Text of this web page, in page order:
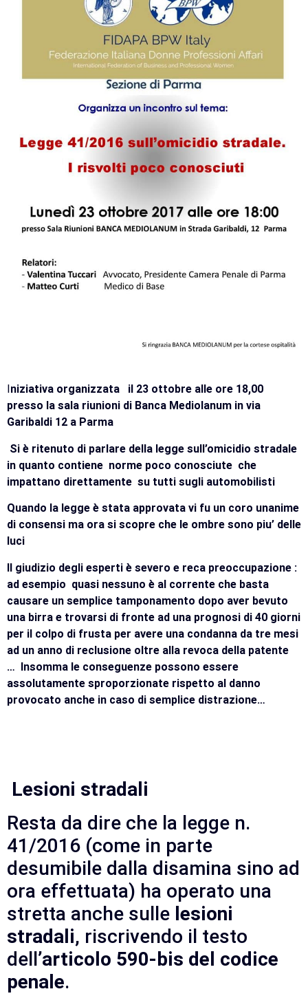
niziativa organizzata il 23 ottobre alle ore 18,00
presso la sala riunioni di Banca Mediolanum in via
Garibaldi 12 a Parma
Si è ritenuto di parlare della legge sull’omicidio stradale
in quanto contiene norme poco conosciute che
impattano direttamente su tutti sugli automobilisti
Quando la legge è stata approvata vi fu un coro unanime
di consensi ma ora si scopre che le ombre sono piu’ delle
luci
Il giudizio degli esperti è severo e reca preoccupazione :
ad esempio quasi nessuno è al corrente che basta
causare un semplice tamponamento dopo aver bevuto
una birra e trovarsi di fronte ad una prognosi di 40 giorni
per il colpo di frusta per avere una condanna da tre mesi
ad un anno di reclusione oltre alla revoca della patente
… Insomma le conseguenze possono essere
assolutamente sproporzionate rispetto al danno
provocato anche in caso di semplice distrazione…
Lesioni stradali
Resta da dire che la legge n.
41/2016 (come in parte
desumibile dalla disamina sino ad
ora effettuata) ha operato una
stretta anche sulle lesioni
stradali, riscrivendo il testo
dell’articolo 590-bis del codice
penale.